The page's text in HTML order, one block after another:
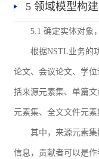
5 领域模型构建
5.1 确定实体对象
根据NSTL业务的
论文、会议论文、学
括来源元素集、单篇
元素集、全文文件元
其中，来源元素
信息，贡献者可以是